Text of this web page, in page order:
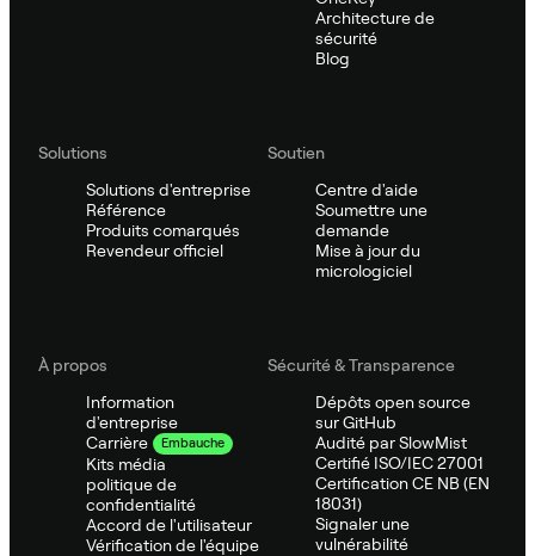
Architecture de
sécurité
Blog
Solutions
Solutions d'entreprise
Référence
Produits comarqués
Revendeur officiel
Soutien
Centre d'aide
Soumettre une
demande
Mise à jour du
micrologiciel
À propos
Information
d'entreprise
Carrière
Embauche
Kits média
politique de
confidentialité
Accord de l'utilisateur
Vérification de l'équipe
Sécurité & Transparence
Dépôts open source
sur GitHub
Audité par SlowMist
Certifié ISO/IEC 27001
Certification CE NB (EN
18031)
Signaler une
vulnérabilité